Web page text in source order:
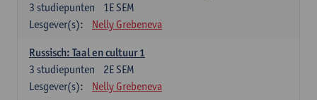
1E SEM
3 studiepunten
Lesgever(s):
Nelly Grebeneva
Russisch: Taal en cultuur 1
2E SEM
3 studiepunten
Lesgever(s):
Nelly Grebeneva